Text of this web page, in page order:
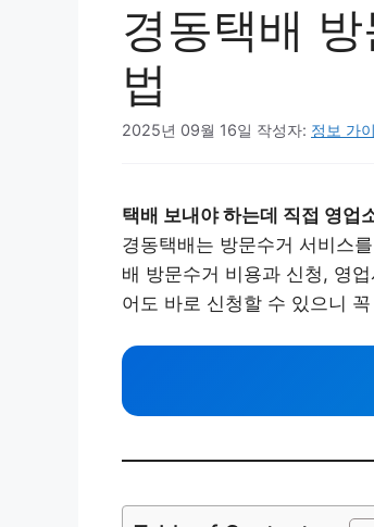
경동택배
법
2025년 09월 16일 작성자: 정보 가
택배 보내야 하는데 직접 영업
경동택배는 방문수거 서비스
배 방문수거 비용과 신청, 영
어도 바로 신청할 수 있으니